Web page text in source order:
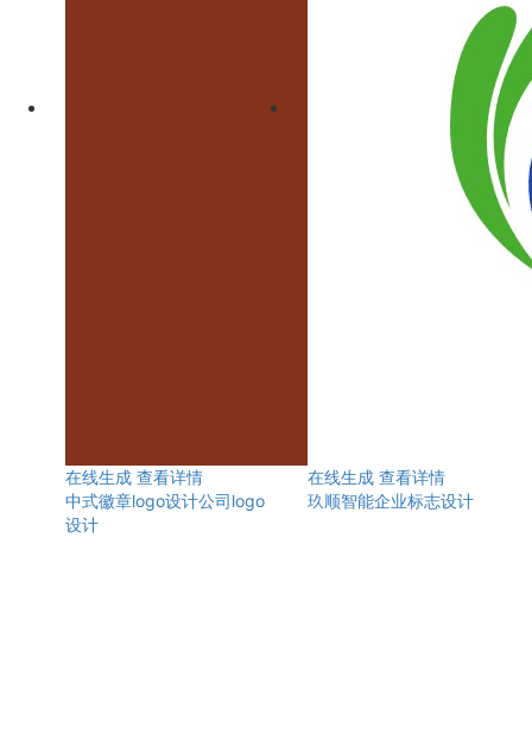
在线生成 查看详情
中式徽章logo设计公司logo
设计
在线生成 查看详情
玖顺智能企业标志设计